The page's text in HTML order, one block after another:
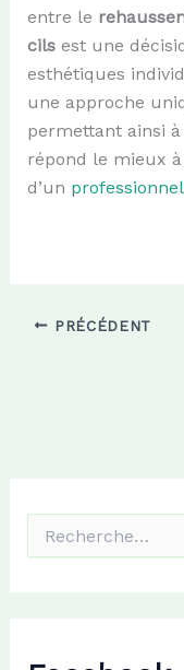
entre le
cilsest une
esthétiques
une approche
permettant ainsi
répond le mieux à
d’un professionnel
PRÉCÉDENT